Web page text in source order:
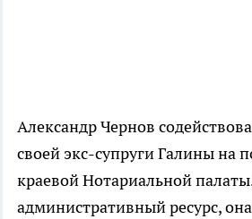
Александр Чернов
своей экс-супруги Галины на
краевой Нотариальной
административный ресурс,